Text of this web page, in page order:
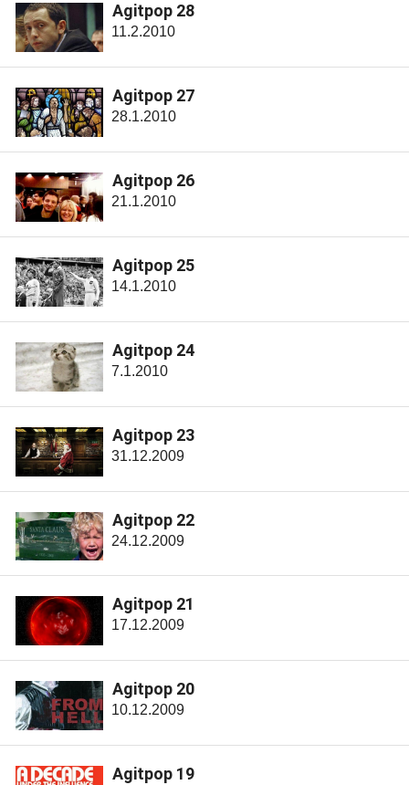
Agitpop 28
11.2.2010
Agitpop 27
28.1.2010
Agitpop 26
21.1.2010
Agitpop 25
14.1.2010
Agitpop 24
7.1.2010
Agitpop 23
31.12.2009
Agitpop 22
24.12.2009
Agitpop 21
17.12.2009
Agitpop 20
10.12.2009
Agitpop 19